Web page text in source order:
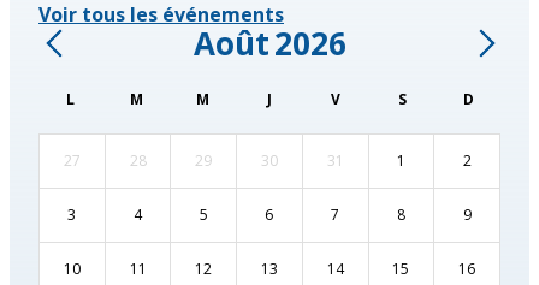
Voir tous les événements
Août2026
L M M J V S D
27 28 29 30 31 1 2
3 4 5 6 7 8 9
10 11 12 13 14 15 16